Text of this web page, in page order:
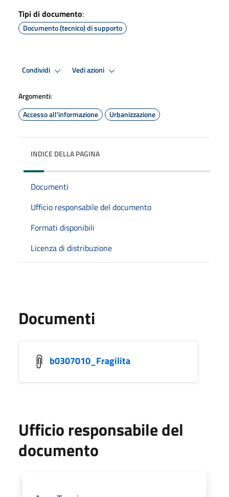
Tipi di documento:
Documento (tecnico) di supporto
Condividi Vedi azioni
Argomenti:
Accesso all'informazione
Urbanizzazione
INDICE DELLA PAGINA
Documenti
Ufficio responsabile del documento
Formati disponibili
Licenza di distribuzione
Documenti
b0307010_Fragilita
Ufficio responsabile del
documento